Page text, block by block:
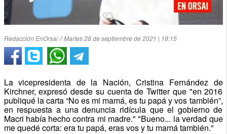
Redacción EnOrsai // Martes 28 de septiembre de 2021 | 18:15
La vicepresidenta de la Nación, Cristina Fernández de
Kirchner, expresó desde su cuenta de Twitter que "en 2016
publiqué la carta “No es mi mamá, es tu papá y vos también”,
en respuesta a una denuncia ridícula que el gobierno de
Macri había hecho contra mi madre." "Bueno... la verdad que
me quedé corta: era tu papá, eras vos y tu mamá también."